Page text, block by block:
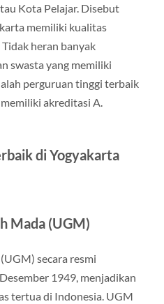
Kota Pelajar. Disebut
memiliki kualitas
heran banyak
swasta yang memiliki
perguruan tinggi terbaik
akreditasi A.
di Yogyakarta
Mada (UGM)
secara resmi
1949, menjadikan
tertua di Indonesia. UGM